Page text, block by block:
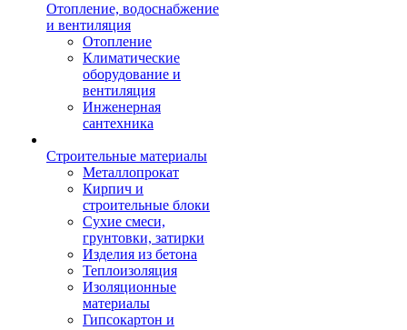
Отопление, водоснабжение
и вентиляция
Отопление
Климатические
оборудование и
вентиляция
Инженерная
сантехника
Строительные материалы
Металлопрокат
Кирпич и
строительные блоки
Сухие смеси,
грунтовки, затирки
Изделия из бетона
Теплоизоляция
Изоляционные
материалы
Гипсокартон и